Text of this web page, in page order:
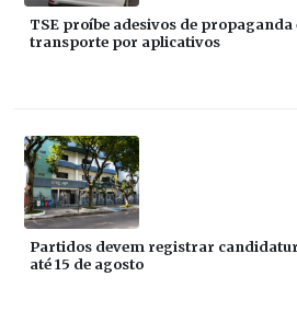
TSE proíbe adesivos de
transporte por aplicativos
Partidos devem registrar
até 15 de agosto